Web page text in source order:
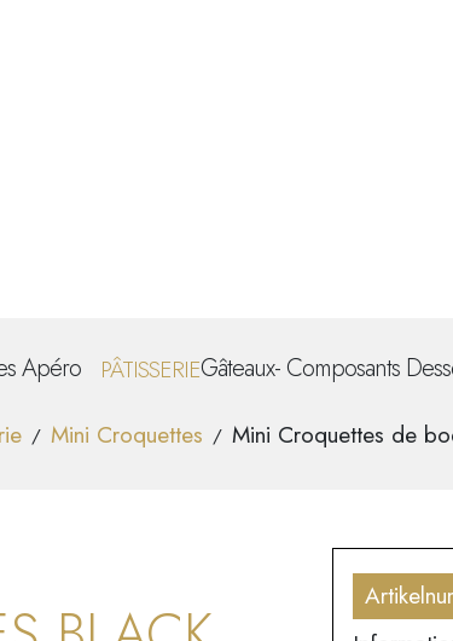
Apéro PÂTISSERIEGâteaux- Composants
/ Mini Croquettes / Mini Croquettes de